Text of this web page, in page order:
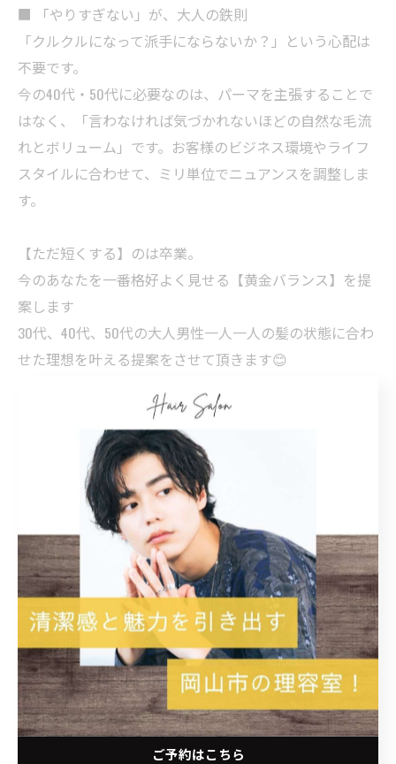
■ 「やりすぎない」が、大人の鉄則
「クルクルになって派手にならないか？」という心配は
不要です。
今の40代・50代に必要なのは、パーマを主張することで
はなく、「言わなければ気づかれないほどの自然な毛流
れとボリューム」です。お客様のビジネス環境やライフ
スタイルに合わせて、ミリ単位でニュアンスを調整しま
す。
【ただ短くする】のは卒業。
今のあなたを一番格好よく見せる【黄金バランス】を提
案します
30代、40代、50代の大人男性一人一人の髪の状態に合わ
せた理想を叶える提案をさせて頂きます😊
のカット技術で向き合わさせて頂きます😊
stylist甲本雅人
--------------------------------------------------------------------
Hair Salon Mr.BABY
住所 :岡山県岡山市北区平田104-117
ハレレアⅡ 101
電話番号 :070-4766-0322
岡山市で多彩なメンズカット
岡山市で高い技術のメンズパーマ
ご予約はこちら